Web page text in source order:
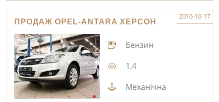
ПРОДАЖ OPEL-ANTARA ХЕРСОН
2016-10-17
Бензин
1.4
Механічна